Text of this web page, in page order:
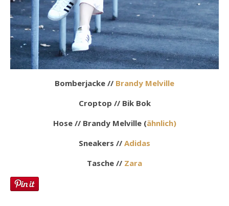
Bomberjacke // Brandy Melville
Croptop // Bik Bok
Hose // Brandy Melville (ähnlich)
Sneakers // Adidas
Tasche // Zara